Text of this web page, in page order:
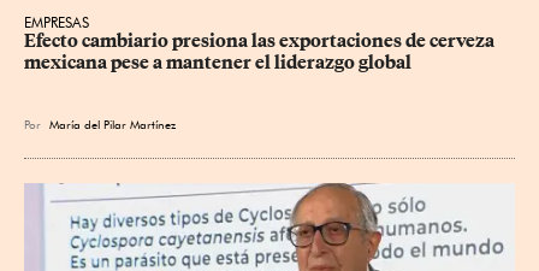
EMPRESAS
Efecto cambiario presiona las exportaciones de cerveza
mexicana pese a mantener el liderazgo global
Por María del Pilar Martínez